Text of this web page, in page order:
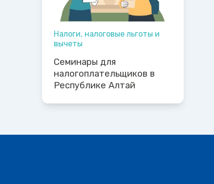
Налоги, налоговые льготы и
вычеты
Семинары для
налогоплательщиков в
Республике Алтай